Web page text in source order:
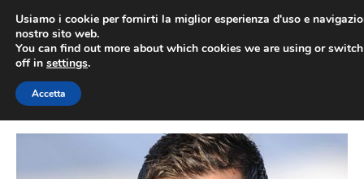
contenuto
Usiamo i cookie per fornirti la miglior esperienza d'uso e
nostro sito web.
You can find out more about which cookies we are using or
off in settings.
Accetta